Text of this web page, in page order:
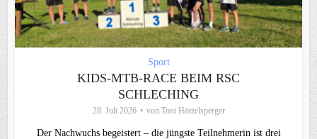
Sport
KIDS-MTB-RACE BEIM RSC
SCHLECHING
28. Juli 2026 von Toni Hötzelsperger
Der Nachwuchs begeistert – die jüngste Teilnehmerin ist drei